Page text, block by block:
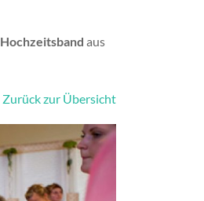
Hochzeitsband aus
Zurück zur Übersicht